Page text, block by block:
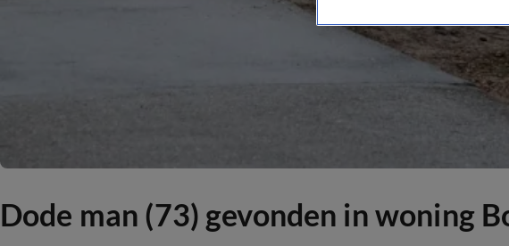
Dode man (73) gevonden in woning